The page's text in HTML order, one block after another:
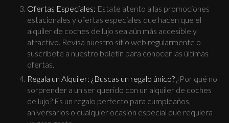
Ofertas Especiales: Estate atento a las promociones
estacionales y ofertas especiales que hacen que el
alquiler de coches de lujo sea aún más accesible y
atractivo. Revisa nuestro sitio web regularmente o
suscríbete a nuestro boletín para conocer las últimas
ofertas.
Regala un Alquiler: ¿Buscas un regalo único? ¿Por qué no
sorprender a un ser querido con un alquiler de coches
de lujo? Es un regalo perfecto para cumpleaños,
aniversarios o cualquier ocasión especial que requiera